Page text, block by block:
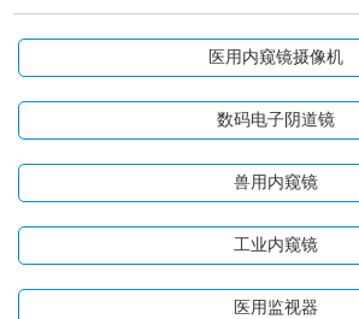
医用内窥镜摄像机
数码电子阴道镜
兽用内窥镜
工业内窥镜
医用监视器